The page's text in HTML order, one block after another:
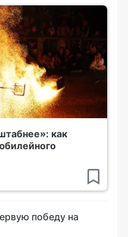
как
победу на